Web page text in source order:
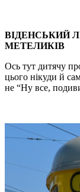
ВІДЕНСЬКИЙ
МЕТЕЛИКІВ
Ось тут дитячу
цього нікуди й
не “Ну все,